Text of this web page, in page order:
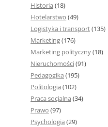
STYL PRACY DYPLOMOWEJ
SPIS TREŚCI W PRACY
DYPLOMOWEJ
WSTĘP PRACY DYPLOMOWEJ
ROZDZIAŁY I PODROZDZIAŁY
Historia (18)
Hotelarstwo (49)
Logistyka i transport(135)
Marketing(176)
Marketing polityczny(18)
Nieruchomości(91)
Pedagogika (195)
Politologia (102)
Praca socjalna (34)
Prawo (97)
Psychologia (29)